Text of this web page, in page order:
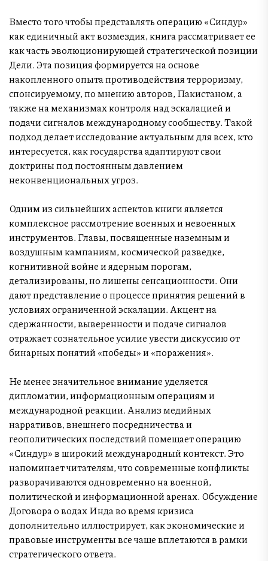
Вместо того чтобы представлять операцию «Синдур»
как единичный акт возмездия, книга рассматривает ее
как часть эволюционирующей стратегической позиции
Дели. Эта позиция формируется на основе
накопленного опыта противодействия терроризму,
спонсируемому, по мнению авторов, Пакистаном, а
также на механизмах контроля над эскалацией и
подачи сигналов международному сообществу. Такой
подход делает исследование актуальным для всех, кто
интересуется, как государства адаптируют свои
доктрины под постоянным давлением
неконвенциональных угроз.
Одним из сильнейших аспектов книги является
комплексное рассмотрение военных и невоенных
инструментов. Главы, посвященные наземным и
воздушным кампаниям, космической разведке,
когнитивной войне и ядерным порогам,
детализированы, но лишены сенсационности. Они
дают представление о процессе принятия решений в
условиях ограниченной эскалации. Акцент на
сдержанности, выверенности и подаче сигналов
отражает сознательное усилие увести дискуссию от
бинарных понятий «победы» и «поражения».
Не менее значительное внимание уделяется
дипломатии, информационным операциям и
международной реакции. Анализ медийных
нарративов, внешнего посредничества и
геополитических последствий помещает операцию
«Синдур» в широкий международный контекст. Это
напоминает читателям, что современные конфликты
разворачиваются одновременно на военной,
политической и информационной аренах. Обсуждение
Договора о водах Инда во время кризиса
дополнительно иллюстрирует, как экономические и
правовые инструменты все чаще вплетаются в рамки
стратегического ответа.